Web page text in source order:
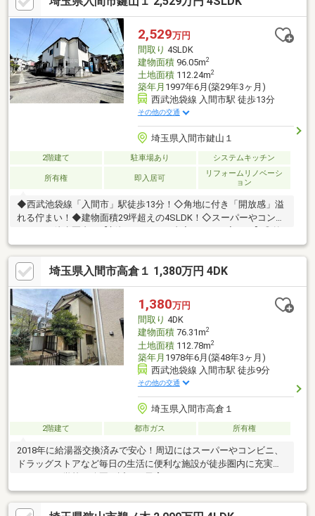
放感のある立地！◆カースペース2台分あり。うち1台分は5m級の
乗用車も駐車可能！◆1階南向き洋室とリビングダイニングの大
きな窓には電動シャッターを完備。毎日の開閉もスムーズに行え
ます！◆防蟻処理実施済（2018.1・2024.6）
2,529万円
間取り 4SLDK
建物面積96.05m2
土地面積112.24m2
築年月 1997年6月(築29年3ヶ月)
西武池袋線 入間市駅 徒歩13分
その他の交通
埼玉県入間市鍵山１
2階建て 駐車場あり システムキッチン
所有権 即入居可
リフォームリノベーシ
ョン
◆西武池袋線「入間市」駅徒歩13分！◇角地に付き「開放感」溢
れる佇まい！◆建物面積29坪超えの4SLDK！◇スーパーやコンビ
壁・屋根塗装、駐車場拡張工事◎システムキッチン、ユニットバ
ス、洗面化粧台、トイレ交換◎クロス張替え、畳表替え、障子・
襖張替え◎給湯器交換、インターホン設置、火災警報器・照明器
具設置当日のご見学予約も承ります。お気軽に【TEL：0120-284-
788】 までお電話下さい！■詳しい資料のご請求・物件見学のご依
頼はページ内の無料【資料請求】・【見学予約する】ボタンより
お進みください。
埼玉県入間市高倉１ 1,380万円 4DK
1,380万円
間取り 4DK
建物面積76.31m2
土地面積112.78m2
築年月 1978年6月(築48年3ヶ月)
西武池袋線 入間市駅 徒歩9分
その他の交通
埼玉県入間市高倉１
2階建て 都市ガス 所有権
2018年に給湯器交換済みで安心！周辺にはスーパーやコンビニ、
ドラッグストアなど毎日の生活に便利な施設が徒歩圏内に充実し
豊かな住環境です。■頭金0から購入可能■提携銀行多数、住宅ロ
ーンご相談ください■車でまとめてご案内！ご見学希望のお客様